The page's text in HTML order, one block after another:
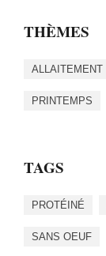
THÈMES
ALLAITEMENT
PRINTEMPS
TAGS
PROTÉINÉ
SANS OEUF